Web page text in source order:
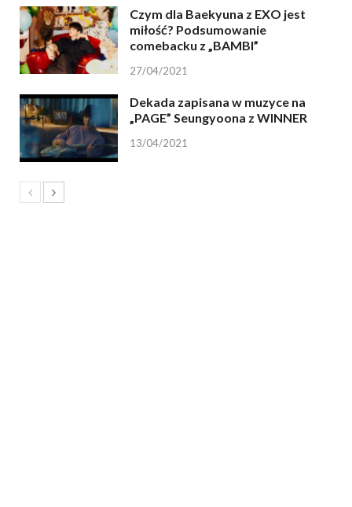
Czym dla Baekyuna z EXO jest
miłość? Podsumowanie
comebacku z „BAMBI”
27/04/2021
Dekada zapisana w muzyce na
„PAGE” Seungyoona z WINNER
13/04/2021